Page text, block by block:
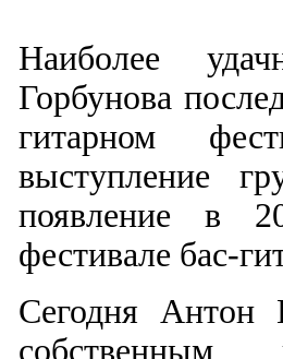
Наиболее
Горбунова
гитарном
выступление
появление в
фестивале бас-
Сегодня Антон